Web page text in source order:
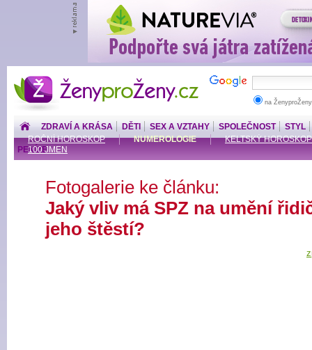
ŽenyproŽeny.cz
na
ZDRAVÍ A KRÁSA DĚTI SEX A VZTAHY SPOLEČNOST
STYL
ROČNÍ HOROSKOP
NUMEROLOGIE
KELTSKÝ HOROSKOP
100 JMEN
PENÍZE
Fotogalerie ke článku:
Jaký vliv má SPZ na umění
jeho štěstí?